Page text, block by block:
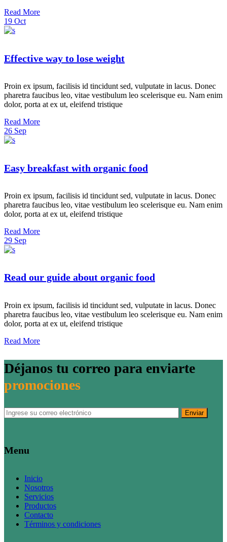
Read More
19 Oct
Effective way to lose weight
Proin ex ipsum, facilisis id tincidunt sed, vulputate in lacus. Donec
pharetra faucibus leo, vitae vestibulum leo scelerisque eu. Nam enim
dolor, porta at ex ut, eleifend tristique
Read More
26 Sep
Easy breakfast with organic food
Proin ex ipsum, facilisis id tincidunt sed, vulputate in lacus. Donec
pharetra faucibus leo, vitae vestibulum leo scelerisque eu. Nam enim
dolor, porta at ex ut, eleifend tristique
Read More
29 Sep
Read our guide about organic food
Proin ex ipsum, facilisis id tincidunt sed, vulputate in lacus. Donec
pharetra faucibus leo, vitae vestibulum leo scelerisque eu. Nam enim
dolor, porta at ex ut, eleifend tristique
Read More
Déjanos tu correo para enviarte
promociones
Enviar
Menu
Inicio
Nosotros
Servicios
Productos
Contacto
Términos y condiciones